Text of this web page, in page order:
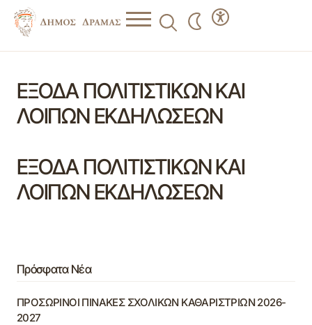
ΕΞΟΔΑ ΠΟΛΙΤΙΣΤΙΚΩΝ ΚΑΙ
ΛΟΙΠΩΝ ΕΚΔΗΛΩΣΕΩΝ
ΕΞΟΔΑ ΠΟΛΙΤΙΣΤΙΚΩΝ ΚΑΙ
ΛΟΙΠΩΝ ΕΚΔΗΛΩΣΕΩΝ
Πρόσφατα Νέα
ΠΡΟΣΩΡΙΝΟΙ ΠΙΝΑΚΕΣ ΣΧΟΛΙΚΩΝ ΚΑΘΑΡΙΣΤΡΙΩΝ 2026-
2027